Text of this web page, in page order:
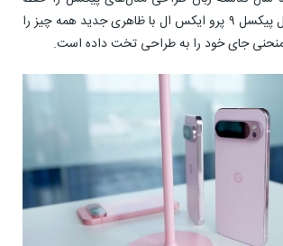
کرده، اما بالاخره گوگل پیکسل ۹ پرو ایکس ال با ظاهری جدید همه چیز را
منحنی جای خود را به طراحی تخت داده است.